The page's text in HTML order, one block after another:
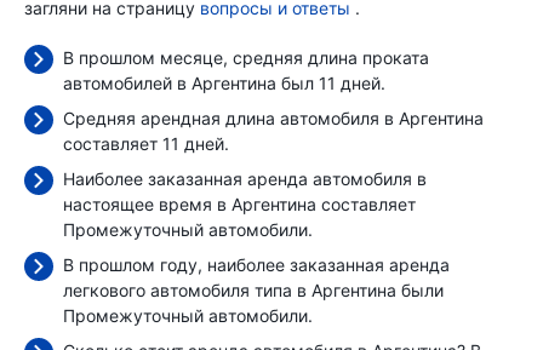
загляни на страницу вопросы и ответы .
В прошлом месяце, средняя длина проката
автомобилей в Аргентина был 11 дней.
Средняя арендная длина автомобиля в Аргентина
составляет 11 дней.
Наиболее заказанная аренда автомобиля в
настоящее время в Аргентина составляет
Промежуточный автомобили.
В прошлом году, наиболее заказанная аренда
легкового автомобиля типа в Аргентина были
Промежуточный автомобили.